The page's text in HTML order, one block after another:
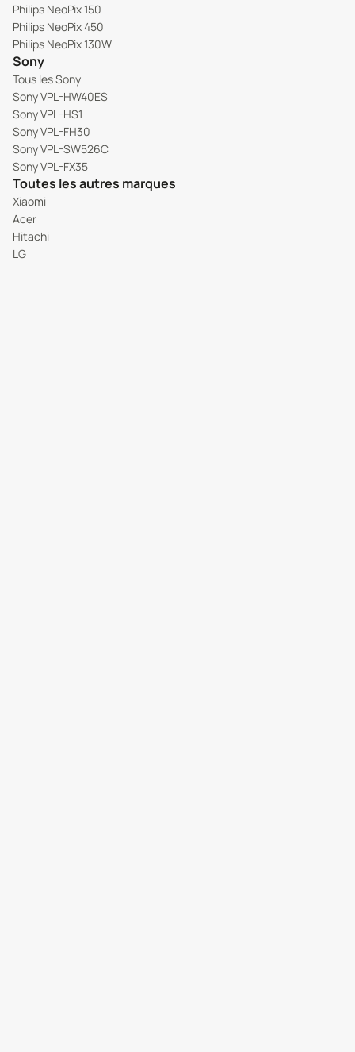
Philips NeoPix 150
Philips NeoPix 450
Philips NeoPix 130W
Sony
Tous les Sony
Sony VPL-HW40ES
Sony VPL-HS1
Sony VPL-FH30
Sony VPL-SW526C
Sony VPL-FX35
Toutes les autres marques
Xiaomi
Acer
Hitachi
LG